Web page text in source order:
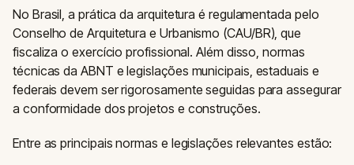
No Brasil, a prática da arquitetura é regulamentada pelo
Conselho de Arquitetura e Urbanismo (CAU/BR), que
fiscaliza o exercício profissional. Além disso, normas
técnicas da ABNT e legislações municipais, estaduais e
federais devem ser rigorosamente seguidas para assegurar
a conformidade dos projetos e construções.
Entre as principais normas e legislações relevantes estão: